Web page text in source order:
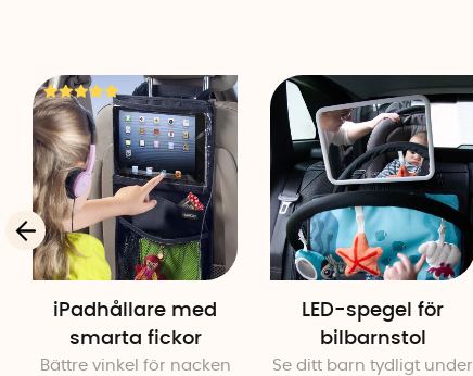
iPadhållare med
smarta fickor
Bättre vinkel för nacken
LED-spegel för
bilbarnstol
Se ditt barn tydligt under